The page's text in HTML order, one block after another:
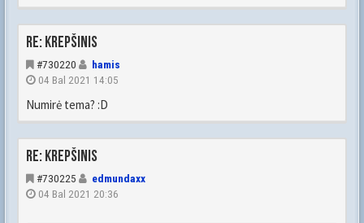
Re: Krepšinis
#730220
hamis
04 Bal 2021 14:05
Numirė tema? :D
Re: Krepšinis
#730225
edmundaxx
04 Bal 2021 20:36